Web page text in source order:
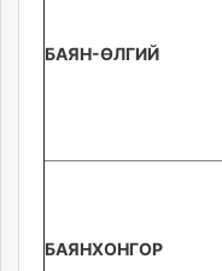
shuum.mn
mass.mn
БАЯН-ӨЛГИЙ
БАЯНХОНГОР